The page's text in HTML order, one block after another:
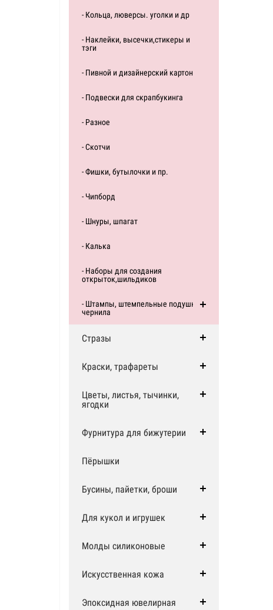
- Кольца, люверсы. уголки и др
- Наклейки, высечки,стикеры и
тэги
- Пивной и дизайнерский картон
- Подвески для скрапбукинга
- Разное
- Скотчи
- Фишки, бутылочки и пр.
- Чипборд
- Шнуры, шпагат
- Калька
- Наборы для создания
открыток,шильдиков
- Штампы, штемпельные подушки,
чернила
Стразы
Краски, трафареты
Цветы, листья, тычинки,
ягодки
Фурнитура для бижутерии
Пёрышки
Бусины, пайетки, броши
Для кукол и игрушек
Молды силиконовые
Искусственная кожа
Эпоксидная ювелирная